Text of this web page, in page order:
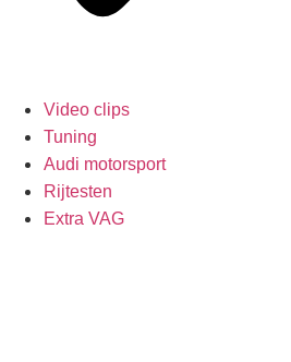
Video clips
Tuning
Audi motorsport
Rijtesten
Extra VAG